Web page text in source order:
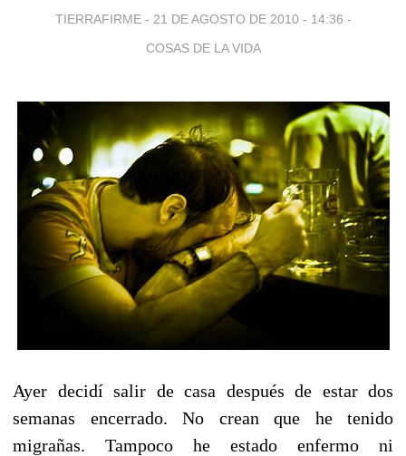
TIERRAFIRME - 21 DE AGOSTO DE 2010 - 14:36 -
COSAS DE LA VIDA
Ayer decidí salir de casa después de estar dos
semanas encerrado. No crean que he tenido
migrañas. Tampoco he estado enfermo ni